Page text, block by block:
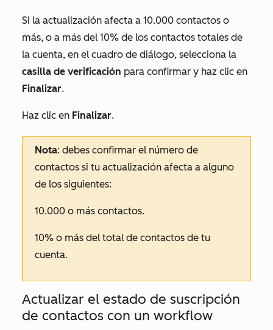
Si la actualización afecta a 10.000 contactos o
más, o a más del 10% de los contactos totales de
la cuenta, en el cuadro de diálogo, selecciona la
casilla de verificación para confirmar y haz clic en
Finalizar.
Haz clic en Finalizar.
Nota: debes confirmar el número de
contactos si tu actualización afecta a alguno
de los siguientes:
10.000 o más contactos.
10% o más del total de contactos de tu
cuenta.
Actualizar el estado de suscripción
de contactos con un workflow